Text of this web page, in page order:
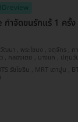
กำจัดขนรักแร้ 1 ครั้ง
ราชเทวี , คันนายาว , คลองเตย , บางแค , ปทุมวัน